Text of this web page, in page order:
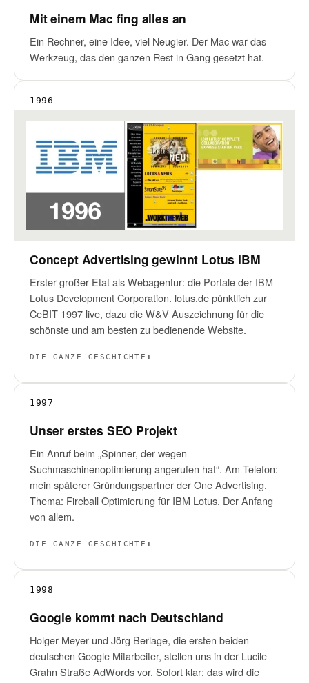
Mit einem Mac fing alles an
Ein Rechner, eine Idee, viel Neugier. Der Mac war das
Werkzeug, das den ganzen Rest in Gang gesetzt hat.
1996
Concept Advertising gewinnt Lotus IBM
Erster großer Etat als Webagentur: die Portale der IBM
Lotus Development Corporation. lotus.de pünktlich zur
CeBIT 1997 live, dazu die W&V Auszeichnung für die
schönste und am besten zu bedienende Website.
DIE GANZE GESCHICHTE
1997
Unser erstes SEO Projekt
Ein Anruf beim „Spinner, der wegen
Suchmaschinenoptimierung angerufen hat“. Am Telefon:
mein späterer Gründungspartner der One Advertising.
Thema: Fireball Optimierung für IBM Lotus. Der Anfang
von allem.
DIE GANZE GESCHICHTE
1998
Google kommt nach Deutschland
Holger Meyer und Jörg Berlage, die ersten beiden
deutschen Google Mitarbeiter, stellen uns in der Lucile
Grahn Straße AdWords vor. Sofort klar: das wird die